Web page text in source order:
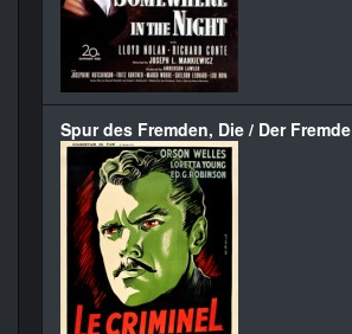
Spur des Fremden, Die / Der Fremde